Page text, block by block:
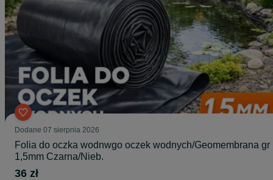
Dodane 07 sierpnia 2026
Folia do oczka wodnwgo oczek wodnych/Geomembrana gr
1,5mm Czarna/Nieb.
36 zł